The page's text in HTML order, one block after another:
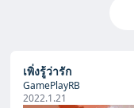
เพิ่งรู้ว่ารัก
GamePlayRB
2022.1.21